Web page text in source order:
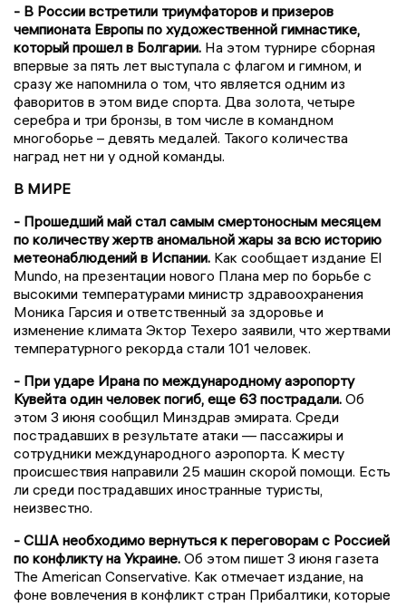
- В России встретили триумфаторов и призеров
чемпионата Европы по художественной гимнастике,
который прошел в Болгарии. На этом турнире сборная
впервые за пять лет выступала с флагом и гимном, и
сразу же напомнила о том, что является одним из
фаворитов в этом виде спорта. Два золота, четыре
серебра и три бронзы, в том числе в командном
многоборье – девять медалей. Такого количества
наград нет ни у одной команды.
В МИРЕ
- Прошедший май стал самым смертоносным месяцем
по количеству жертв аномальной жары за всю историю
метеонаблюдений в Испании. Как сообщает издание El
Mundo, на презентации нового Плана мер по борьбе с
высокими температурами министр здравоохранения
Моника Гарсия и ответственный за здоровье и
изменение климата Эктор Техеро заявили, что жертвами
температурного рекорда стали 101 человек.
- При ударе Ирана по международному аэропорту
Кувейта один человек погиб, еще 63 пострадали. Об
этом 3 июня сообщил Минздрав эмирата. Среди
пострадавших в результате атаки — пассажиры и
сотрудники международного аэропорта. К месту
происшествия направили 25 машин скорой помощи. Есть
ли среди пострадавших иностранные туристы,
неизвестно.
- США необходимо вернуться к переговорам с Россией
по конфликту на Украине. Об этом пишет 3 июня газета
The American Conservative. Как отмечает издание, на
фоне вовлечения в конфликт стран Прибалтики, которые